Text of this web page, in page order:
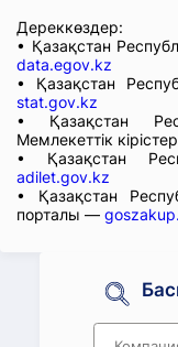
Дереккөздер:
• Қазақстан
data.egov.kz
• Қазақстан
stat.gov.kz
• Қазақстан
Мемлекеттік
• Қазақстан
adilet.gov.kz
• Қазақстан
порталы —